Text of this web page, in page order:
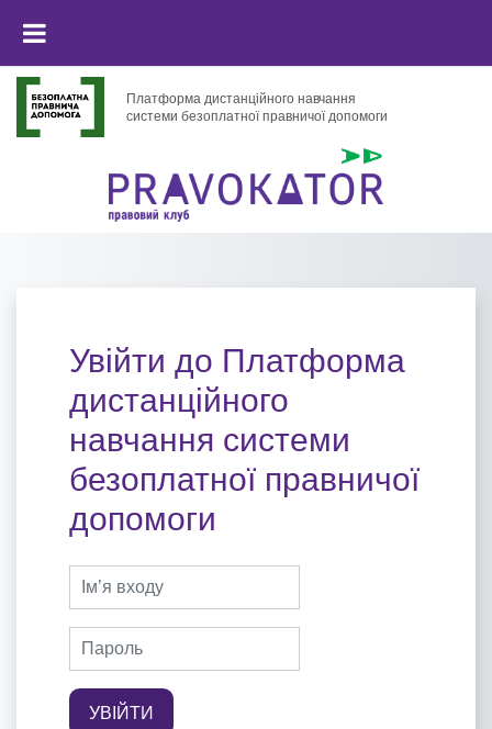
Платформа дистанційного навчання
системи безоплатної правничої допомоги
Увійти до Платформа
дистанційного
навчання системи
безоплатної правничої
допомоги
Пропустити створення нового екаунту
Ім’я входу
Пароль
УВІЙТИ